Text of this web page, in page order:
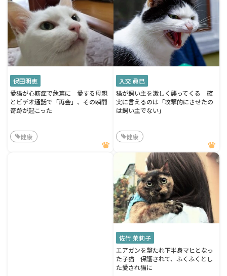
保田明恵
愛猫が心筋症で危篤に 愛する母親
とビデオ通話で「再会」、その瞬間
奇跡が起こった
健康
入交 眞巳
猫が飼い主を激しく襲ってくる 確
実に言えるのは「攻撃的にさせたの
は飼い主でない」
健康
佐竹 茉莉子
エアガンを撃たれ下半身マヒとなっ
た子猫 保護されて、ふくふくとし
た愛され猫に